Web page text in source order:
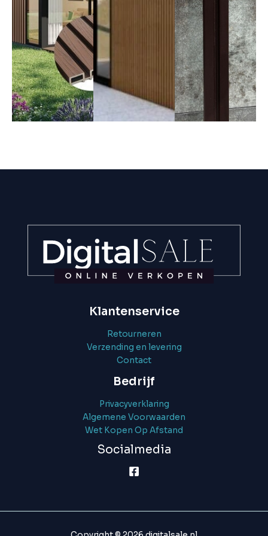
Klantenservice
Retourneren
Verzending en levering
Contact
Bedrijf
Privacyverklaring
Algemene Voorwaarden
Wet Kopen Op Afstand
Socialmedia